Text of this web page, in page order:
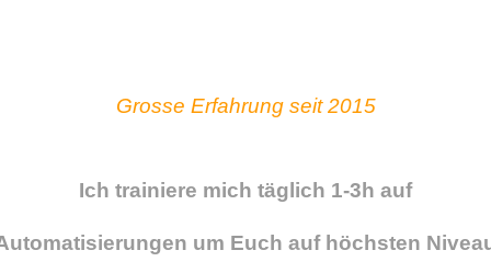
Grosse Erfahrung seit 2015
Ich trainiere mich täglich 1-3h auf
um Euch auf höchsten